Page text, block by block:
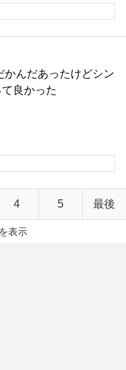
かんだあったけどシン
良かった
4 5 最後
表示